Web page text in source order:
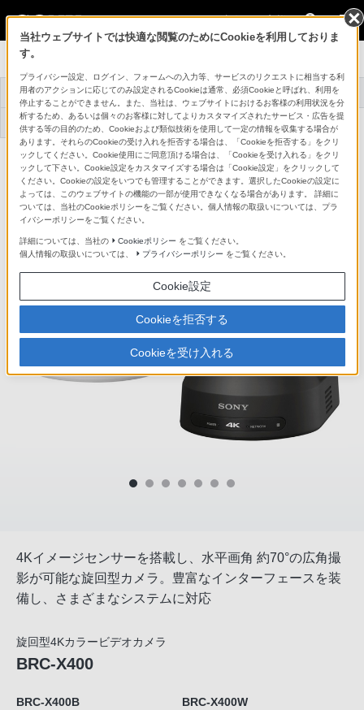
法人のお客様
リモートカメラシステム
トップ
リモートカメラシス
テムとは
商品一覧 関連商品
事例紹介
ソフトウェアダウン
ロード
サポート・お問い合
わせ
旋回型4Kカラービデオカメラ
BRC-X400
詳細メニュー
4Kイメージセンサーを搭載し、水平画角 約70°の広角撮
影が可能な旋回型カメラ。豊富なインターフェースを装
備し、さまざまなシステムに対応
旋回型4Kカラービデオカメラ
BRC-X400
BRC-X400B BRC-X400W
当社ウェブサイトでは快適な閲覧のためにCookieを利用しておりま
す。
プライバシー設定、ログイン、フォームへの入力等、サービスのリクエストに相当する利
用者のアクションに応じてのみ設定されるCookieは通常、必須Cookieと呼ばれ、利用を
停止することができません。また、当社は、ウェブサイトにおけるお客様の利用状況を分
析するため、あるいは個々のお客様に対してよりカスタマイズされたサービス・広告を提
供する等の目的のため、Cookieおよび類似技術を使用して一定の情報を収集する場合が
あります。それらのCookieの受け入れを拒否する場合は、「Cookieを拒否する」をクリ
ックしてください。Cookie使用にご同意頂ける場合は、「Cookieを受け入れる」をクリ
ックして下さい。Cookie設定をカスタマイズする場合は「Cookie設定」をクリックして
ください。Cookieの設定をいつでも管理することができます。選択したCookieの設定に
よっては、このウェブサイトの機能の一部が使用できなくなる場合があります。 詳細に
ついては、当社のCookieポリシーをご覧ください。個人情報の取扱いについては、プラ
イバシーポリシーをご覧ください。
詳細については、当社の Cookieポリシー をご覧ください。
個人情報の取扱いについては、
プライバシーポリシー をご覧ください。
Cookie設定
Cookieを拒否する
Cookieを受け入れる